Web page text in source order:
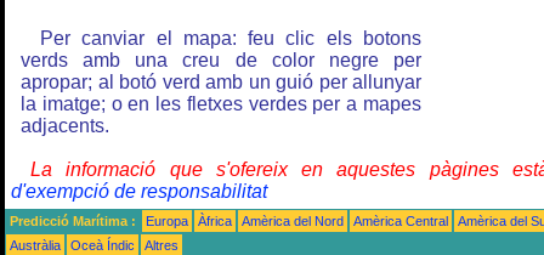
Per canviar el mapa: feu clic els botons
verds amb una creu de color negre per
apropar; al botó verd amb un guió per allunyar
la imatge; o en les fletxes verdes per a mapes
adjacents.
La informació que s'ofereix en aquestes pàgines
d'exempció de responsabilitat
Predicció Marítima : Europa Àfrica Amèrica del Nord Amèrica Central
Amèrica del
Austràlia
Oceà Índic
Altres